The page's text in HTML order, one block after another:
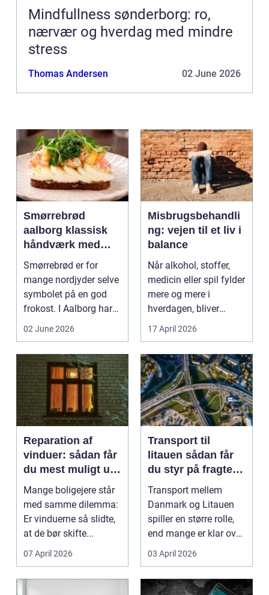
Mindfullness sønderborg: ro,
nærvær og hverdag med mindre
stress
Thomas Andersen 02 June 2026
Smørrebrød
aalborg klassisk
håndværk med
moderne twist
Smørrebrød er for
mange nordjyder selve
symbolet på en god
frokost. I Aalborg har
den klassiske spis...
02 June 2026
Misbrugsbehandli
ng: vejen til et liv i
balance
Når alkohol, stoffer,
medicin eller spil fylder
mere og mere i
hverdagen, bliver
grænsen...
17 April 2026
Reparation af
vinduer: sådan får
du mest muligt ud
af dine gamle
vinduer
Mange boligejere står
med samme dilemma:
Er vinduerne så slidte,
at de bør skifte...
07 April 2026
Transport til
litauen sådan får
du styr på fragten
til baltikum
Transport mellem
Danmark og Litauen
spiller en større rolle,
end mange er klar over.
Litauen er et n...
03 April 2026